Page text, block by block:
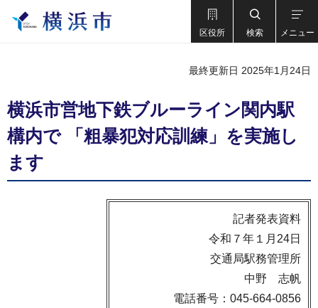
区役所 検索 メニュー
最終更新日 2025年1月24日
横浜市営地下鉄ブルーライン関内駅
構内で 「粗暴犯対応訓練」を実施し
ます
記者発表資料
令和７年１月24日
交通局駅務管理所
中野 志帆
電話番号：045-664-0856